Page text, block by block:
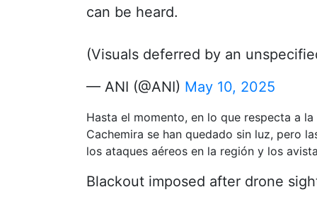
can be heard.
(Visuals deferred by an
— ANI (@ANI) May 10, 2025
Hasta el momento, en lo que respecta a
Cachemira se han quedado sin luz, pero
los ataques aéreos en la región y los
Blackout imposed after drone